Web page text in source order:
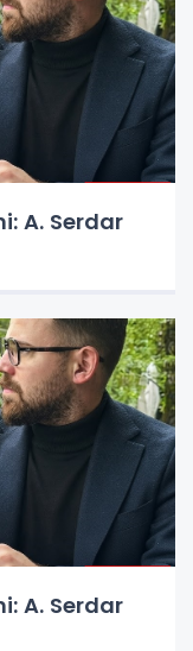
A. Serdar
A. Serdar